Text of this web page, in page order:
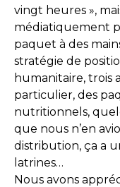
vingt heures »,
médiatiquement
paquet à des
stratégie de
humanitaire, trois
particulier, des
nutritionnels,
que nous n’en
distribution, ça a
latrines…
Nous avons